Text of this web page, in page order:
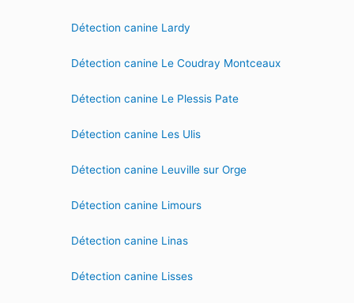
Détection canine Lardy
Détection canine Le Coudray Montceaux
Détection canine Le Plessis Pate
Détection canine Les Ulis
Détection canine Leuville sur Orge
Détection canine Limours
Détection canine Linas
Détection canine Lisses